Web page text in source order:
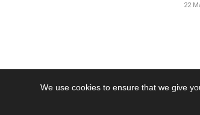
We use cookies to ensure that we give
22